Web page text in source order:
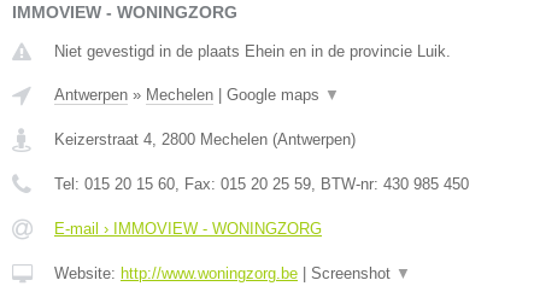
IMMOVIEW - WONINGZORG
Niet gevestigd in de plaats Ehein en in de provincie Luik.
Antwerpen » Mechelen Google maps ▼
Keizerstraat 4 2800 Mechelen (Antwerpen)
Tel: 015 20 15 60 , Fax: 015 20 25 59 , BTW-nr: 430 985 450
E-mail › IMMOVIEW - WONINGZORG
Website: http://www.woningzorg.be Screenshot ▼